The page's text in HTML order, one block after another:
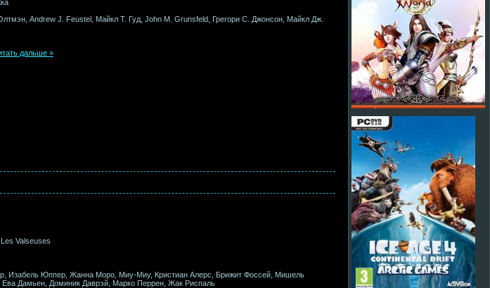
Andrew J. Feustel, Майкл Т. Гуд, John M. Grunsfeld, Грегори С. Джонсон, Майкл Дж.
дальше »
Valseuses
Изабель Юппер, Жанна Моро, Миу-Миу, Кристиан Алерс, Брижит Фоссей, Мишель
Дамьен, Доминик Даврэй, Марко Перрен, Жак Риспаль